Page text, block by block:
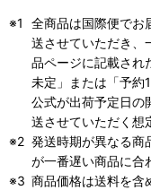
全商品は国際便でお
送させていただき、
品ページに記載され
未定」または「予約
公式が出荷予定日の
送させていただく想
発送時期が異なる商
が一番遅い商品に合
商品価格は送料を含